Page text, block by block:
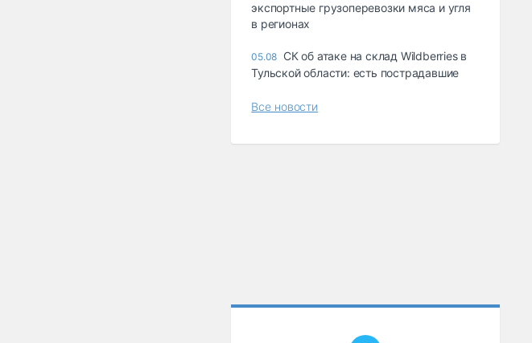
экспортные грузоперевозки мяса и угля
в регионах
05.08 СК об атаке на склад Wildberries в
Тульской области: есть пострадавшие
Все новости